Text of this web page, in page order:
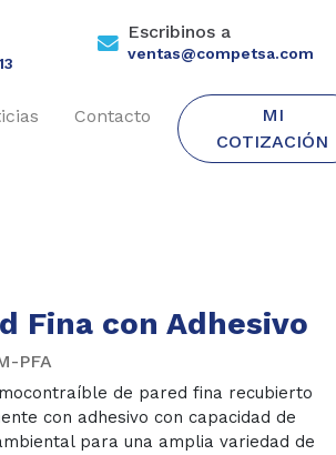
Escribinos a
ventas@competsa.com
Contacto
MI
COTIZACIÓN
Fina con Adhesivo
PFA
de pared fina recubierto
con adhesivo con capacidad de
para una amplia variedad de